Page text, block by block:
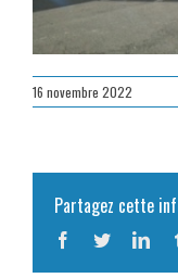
16 novembre 2022
Partagez cette
Facebook
Twitter